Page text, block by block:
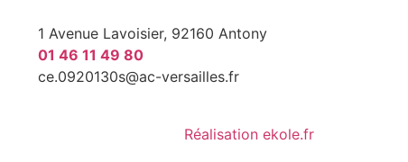
1 Avenue Lavoisier, 92160 Antony
01 46 11 49 80
ce.0920130s@ac-versailles.fr
Réalisation ekole.fr